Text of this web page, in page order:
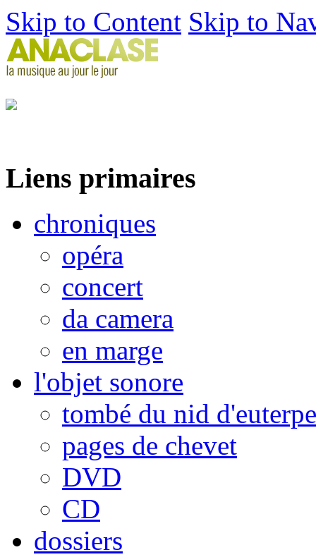
Skip to Content Skip to
Liens primaires
chroniques
opéra
concert
da camera
en marge
l'objet sonore
tombé du nid d'euterpe
pages de chevet
DVD
CD
dossiers